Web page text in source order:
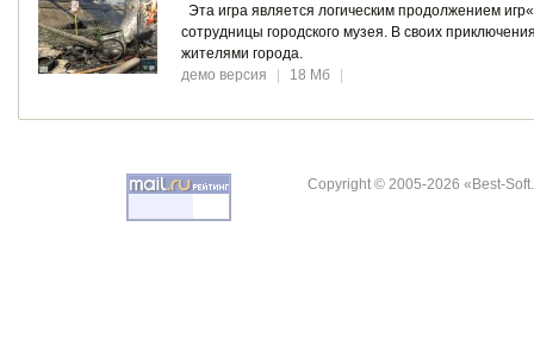
Эта игра является логическим продолжением
сотрудницы городского музея. В своих
жителями города.
демо версия
| 18 Мб |
Copyright © 2005-2026 «Best-